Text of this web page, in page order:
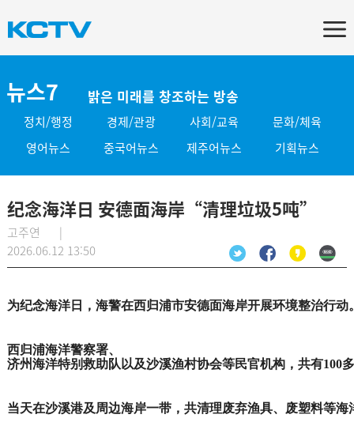
뉴스7 밝은 미래를 창조하는 방송
정치/행정 경제/관광 사회/교육
문화/체육
영어뉴스
중국어뉴스 제주어뉴스 기획뉴스
纪念海洋日 安德面海岸“清理垃圾5吨”
고주연 |
2026.06.12 13:50
为纪念海洋日，海警在西归浦市安德面海岸开展环境整治行动
西归浦海洋警察署、
济州海洋特别救助队以及沙溪渔村协会等民官机构， 共有100
当天在沙溪港及周边海岸一带， 共清理废弃渔具、 废塑料等海